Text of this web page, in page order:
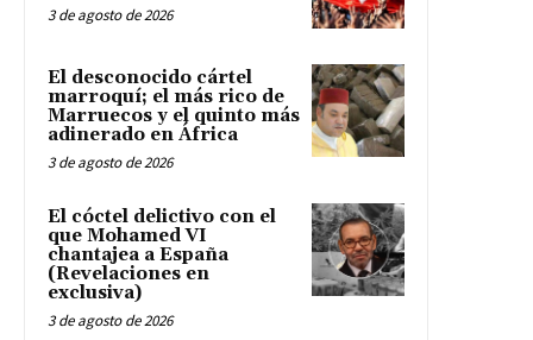
3 de agosto de 2026
El desconocido cártel
marroquí; el más rico de
Marruecos y el quinto más
adinerado en África
3 de agosto de 2026
El cóctel delictivo con el
que Mohamed VI
chantajea a España
(Revelaciones en
exclusiva)
3 de agosto de 2026